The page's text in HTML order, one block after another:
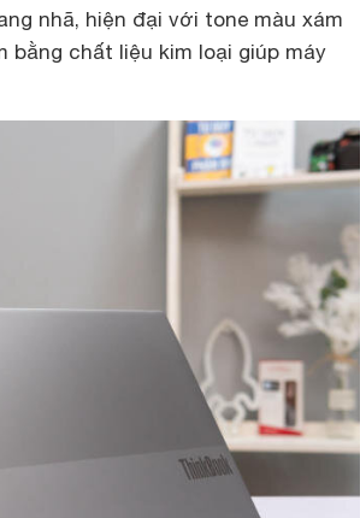
nhã, hiện đại với tone màu xám
bằng chất liệu kim loại giúp máy